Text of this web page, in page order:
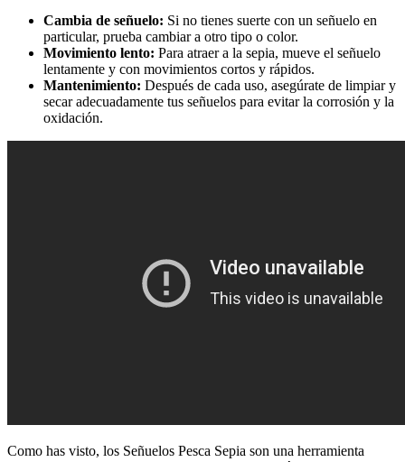
Cambia de señuelo: Si no tienes suerte con un señuelo en
particular, prueba cambiar a otro tipo o color.
Movimiento lento: Para atraer a la sepia, mueve el señuelo
lentamente y con movimientos cortos y rápidos.
Mantenimiento: Después de cada uso, asegúrate de limpiar y
secar adecuadamente tus señuelos para evitar la corrosión y la
oxidación.
Como has visto, los Señuelos Pesca Sepia son una herramienta